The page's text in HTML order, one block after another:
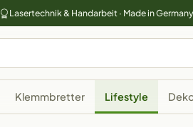
Lasertechnik & Handarbeit · Made in Germany
Klemmbretter Lifestyle